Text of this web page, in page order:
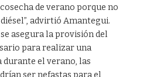
de verano porque no
advirtió Amantegui.
asegura la provisión del
para realizar una
el verano, las